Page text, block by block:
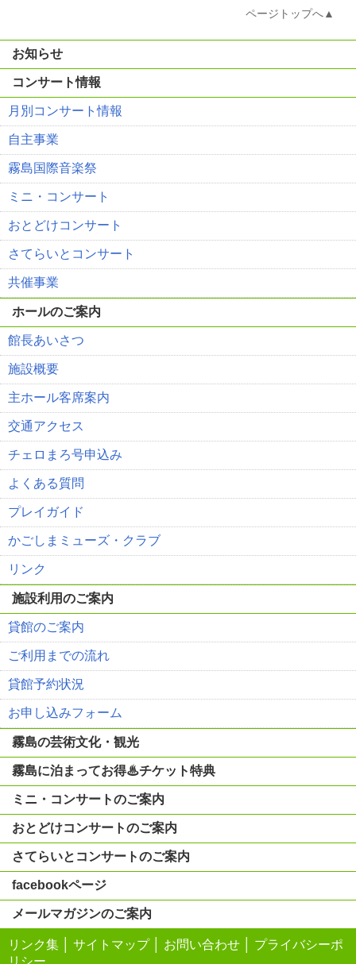
ページトップへ▲
お知らせ
コンサート情報
月別コンサート情報
自主事業
霧島国際音楽祭
ミニ・コンサート
おとどけコンサート
さてらいとコンサート
共催事業
ホールのご案内
館長あいさつ
施設概要
主ホール客席案内
交通アクセス
チェロまろ号申込み
よくある質問
プレイガイド
かごしまミューズ・クラブ
リンク
施設利用のご案内
貸館のご案内
ご利用までの流れ
貸館予約状況
お申し込みフォーム
霧島の芸術文化・観光
霧島に泊まってお得♨チケット特典
ミニ・コンサートのご案内
おとどけコンサートのご案内
さてらいとコンサートのご案内
facebookページ
メールマガジンのご案内
リンク集 サイトマップ│ お問い合わせ
プライバシーポ
リシー